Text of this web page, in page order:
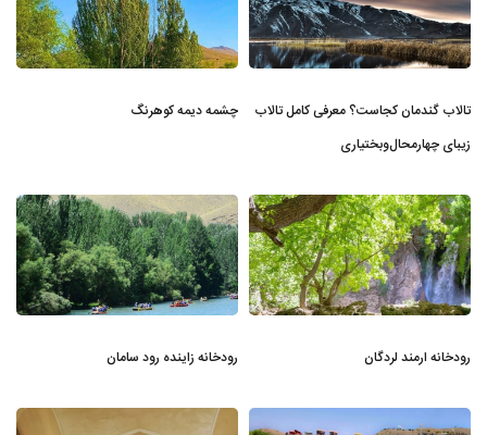
تالاب گندمان کجاست؟ معرفی کامل تالاب
زیبای چهارمحال‌وبختیاری
چشمه دیمه کوهرنگ
رودخانه ارمند لردگان رودخانه زاینده رود سامان